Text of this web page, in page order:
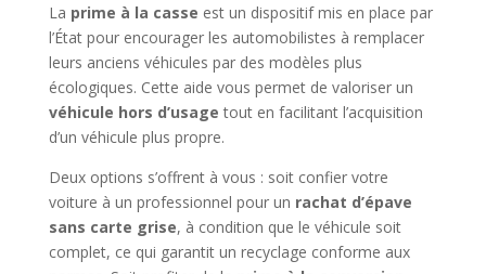
La prime à la casse est un dispositif mis en place par
l’État pour encourager les automobilistes à remplacer
leurs anciens véhicules par des modèles plus
écologiques. Cette aide vous permet de valoriser un
véhicule hors d’usage tout en facilitant l’acquisition
d’un véhicule plus propre.
Deux options s’offrent à vous : soit confier votre
voiture à un professionnel pour un rachat d’épave
sans carte grise, à condition que le véhicule soit
complet, ce qui garantit un recyclage conforme aux